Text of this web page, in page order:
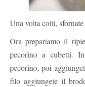
Una volta cotti,
Ora prepariamo il
pecorino a cubetti.
pecorino, poi
filo aggiungete il